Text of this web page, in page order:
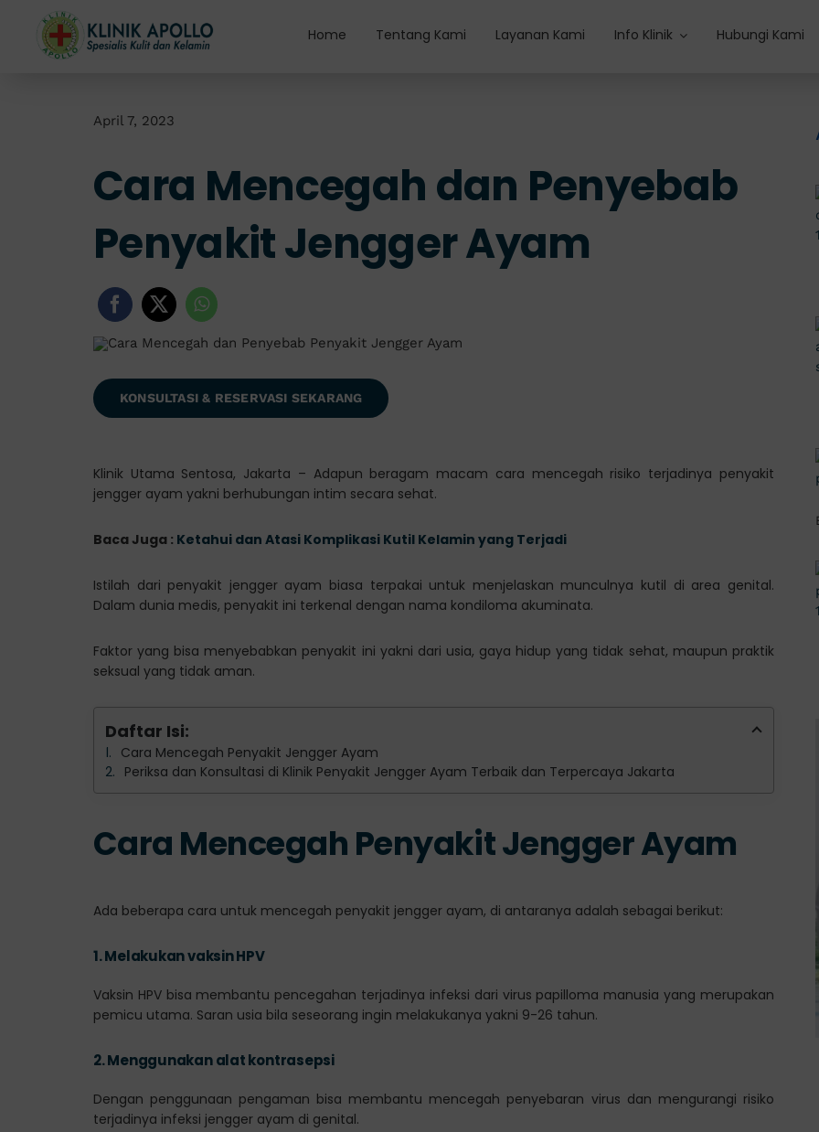
content
Home Tentang Kami Layanan Kami Info Klinik Hubungi Kami
April 7, 2023
Cara Mencegah dan Penyebab
Penyakit Jengger Ayam
KONSULTASI & RESERVASI SEKARANG
Klinik Utama Sentosa, Jakarta – Adapun beragam macam cara mencegah risiko terjadinya penyakit
jengger ayam yakni berhubungan intim secara sehat.
Baca Juga : Ketahui dan Atasi Komplikasi Kutil Kelamin yang Terjadi
Istilah dari penyakit jengger ayam biasa terpakai untuk menjelaskan munculnya kutil di area genital.
Dalam dunia medis, penyakit ini terkenal dengan nama kondiloma akuminata.
Faktor yang bisa menyebabkan penyakit ini yakni dari usia, gaya hidup yang tidak sehat, maupun praktik
seksual yang tidak aman.
Daftar Isi:
Cara Mencegah Penyakit Jengger Ayam
Periksa dan Konsultasi di Klinik Penyakit Jengger Ayam Terbaik dan Terpercaya Jakarta
Cara Mencegah Penyakit Jengger Ayam
Ada beberapa cara untuk mencegah penyakit jengger ayam, di antaranya adalah sebagai berikut:
1.Melakukan vaksin HPV
Vaksin HPV bisa membantu pencegahan terjadinya infeksi dari virus papilloma manusia yang merupakan
pemicu utama. Saran usia bila seseorang ingin melakukanya yakni 9-26 tahun.
2.Menggunakan alat kontrasepsi
Dengan penggunaan pengaman bisa membantu mencegah penyebaran virus dan mengurangi risiko
terjadinya infeksi jengger ayam di genital.